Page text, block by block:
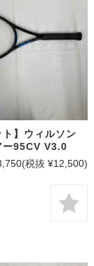
ト】ウィルソン
ー95CV V3.0
(税抜 ¥12,500)